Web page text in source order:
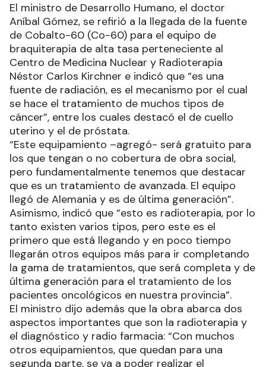
El ministro de Desarrollo Humano, el doctor
Aníbal Gómez, se refirió a la llegada de la fuente
de Cobalto-60 (Co-60) para el equipo de
braquiterapia de alta tasa perteneciente al
Centro de Medicina Nuclear y Radioterapia
Néstor Carlos Kirchner e indicó que “es una
fuente de radiación, es el mecanismo por el cual
se hace el tratamiento de muchos tipos de
cáncer”, entre los cuales destacó el de cuello
uterino y el de próstata.
“Este equipamiento –agregó- será gratuito para
los que tengan o no cobertura de obra social,
pero fundamentalmente tenemos que destacar
que es un tratamiento de avanzada. El equipo
llegó de Alemania y es de última generación”.
Asimismo, indicó que “esto es radioterapia, por lo
tanto existen varios tipos, pero este es el
primero que está llegando y en poco tiempo
llegarán otros equipos más para ir completando
la gama de tratamientos, que será completa y de
última generación para el tratamiento de los
pacientes oncológicos en nuestra provincia”.
El ministro dijo además que la obra abarca dos
aspectos importantes que son la radioterapia y
el diagnóstico y radio farmacia: “Con muchos
otros equipamientos, que quedan para una
segunda parte, se va a poder realizar el